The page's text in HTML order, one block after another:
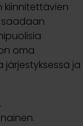
kiinnitettävien
saadaan
oma
järjestyksessä ja